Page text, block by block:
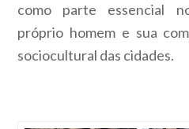
como parte essencial
próprio homem e sua
sociocultural das cidades.